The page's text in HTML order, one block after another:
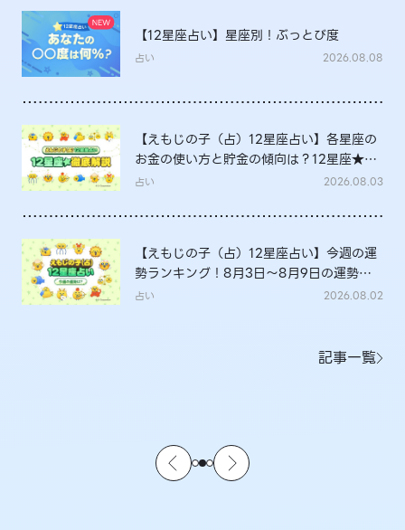
【12星座占い】星座別！ぶっとび度
占い 2026.08.08
【えもじの子（占）12星座占い】各星座の
お金の使い方と貯金の傾向は？12星座★徹
底解説
占い 2026.08.03
【えもじの子（占）12星座占い】今週の運
勢ランキング！8月3日～8月9日の運勢
は？
占い 2026.08.02
記事一覧